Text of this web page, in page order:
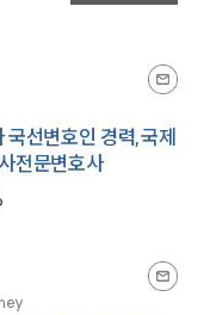
선변호인 경력,국제
전문변호사